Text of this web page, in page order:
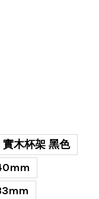
實木杯架 黑色